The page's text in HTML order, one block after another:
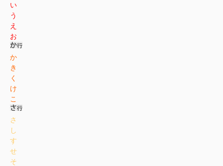
い
う
え
お
か
き
く
け
こ
さ
し
す
せ
そ